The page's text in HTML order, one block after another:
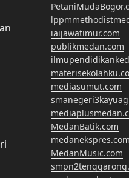
iaijawatimur.com
publikmedan.com
mediasumut.com
MedanBatik.com
medanekspres.com
MedanMusic.com